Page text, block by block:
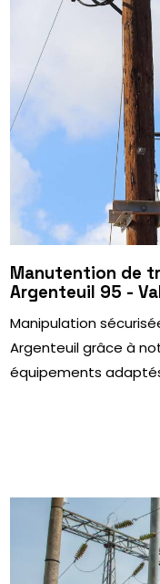
Manutention de
Argenteuil 95 -
Manipulation
Argenteuil grâce à
équipements